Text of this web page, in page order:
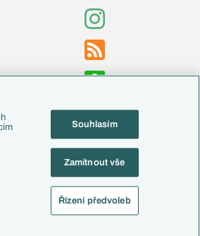
Souhlasím
Zamítnout vše
Řízení předvoleb